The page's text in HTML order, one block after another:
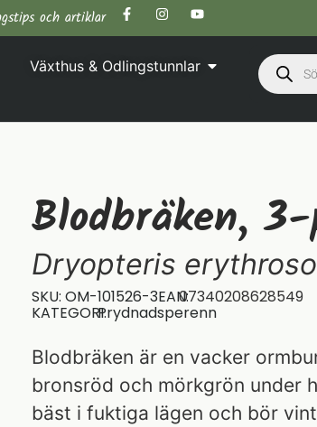
och artiklar
Växthus & Odlingstunnlar
Blodbräken,
Dryopteris
SKU: OM-101526-3EAN:07340208628549
KATEGORI:Prydnadsperenn
Blodbräken är en vacker
bronsröd och mörkgrön under
bäst i fuktiga lägen och bör